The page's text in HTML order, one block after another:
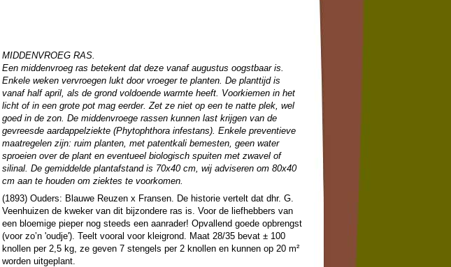
MIDDENVROEG RAS.
Een middenvroeg ras betekent dat deze vanaf augustus oogstbaar is.
Enkele weken vervroegen lukt door vroeger te planten. De planttijd is
vanaf half april, als de grond voldoende warmte heeft. Voorkiemen in het
licht of in een grote pot mag eerder. Zet ze niet op een te natte plek, wel
goed in de zon. De middenvroege rassen kunnen last krijgen van de
gevreesde aardappelziekte (Phytophthora infestans). Enkele preventieve
maatregelen zijn: ruim planten, met patentkali bemesten, geen water
sproeien over de plant en eventueel biologisch spuiten met zwavel of
silinal. De gemiddelde plantafstand is 70x40 cm, wij adviseren om 80x40
cm aan te houden om ziektes te voorkomen.
(1893) Ouders: Blauwe Reuzen x Fransen. De historie vertelt dat dhr. G.
Veenhuizen de kweker van dit bijzondere ras is. Voor de liefhebbers van
een bloemige pieper nog steeds een aanrader! Opvallend goede opbrengst
(voor zo’n 'oudje'). Teelt vooral voor kleigrond. Maat 28/35 bevat ± 100
knollen per 2,5 kg, ze geven 7 stengels per 2 knollen en kunnen op 20 m²
worden uitgeplant.